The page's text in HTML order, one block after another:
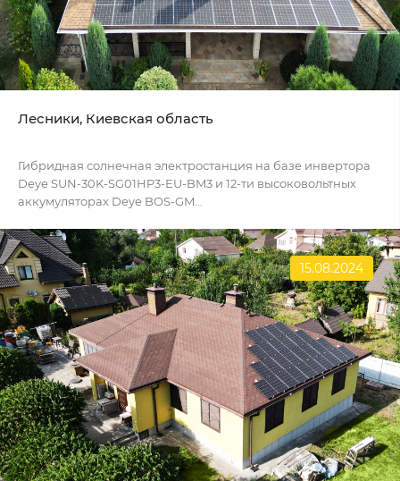
Лесники, Киевская область
Гибридная солнечная электростанция на базе инвертора
Deye SUN-30K-SG01HP3-EU-BM3 и 12-ти высоковольтных
аккумуляторах Deye BOS-GM...
15.08.2024